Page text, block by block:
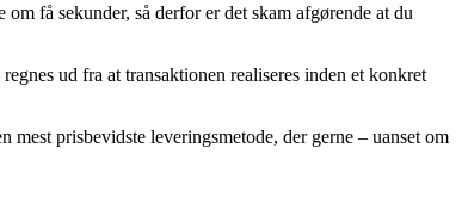
få sekunder, så derfor er det skam afgørende at du
ud fra at transaktionen realiseres inden et konkret
prisbevidste leveringsmetode, der gerne – uanset om